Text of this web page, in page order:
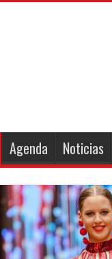
Agenda Noticias